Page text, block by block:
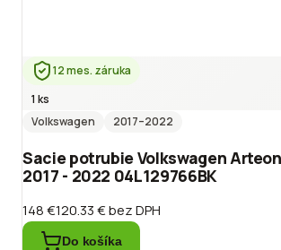
12 mes. záruka
1 ks
Volkswagen
2017–2022
Sacie potrubie Volkswagen
2017 - 2022 04L129766BK
148 €120.33 €bez DPH
Do košíka